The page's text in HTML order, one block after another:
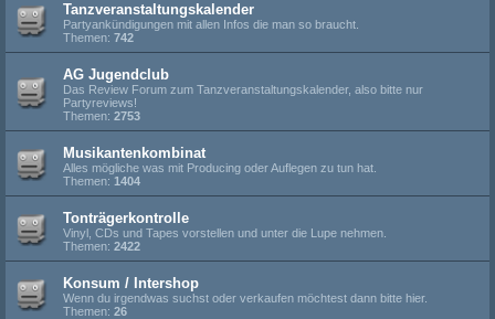
Tanzveranstaltungskalender
Partyankündigungen mit allen Infos die man so braucht.
Themen: 742
AG Jugendclub
Das Review Forum zum Tanzveranstaltungskalender, also bitte nur
Partyreviews!
Themen: 2753
Musikantenkombinat
Alles mögliche was mit Producing oder Auflegen zu tun hat.
Themen: 1404
Tonträgerkontrolle
Vinyl, CDs und Tapes vorstellen und unter die Lupe nehmen.
Themen: 2422
Konsum / Intershop
Wenn du irgendwas suchst oder verkaufen möchtest dann bitte hier.
Themen: 26